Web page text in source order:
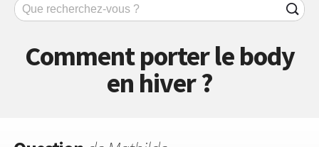
Comment porter le body
en hiver ?